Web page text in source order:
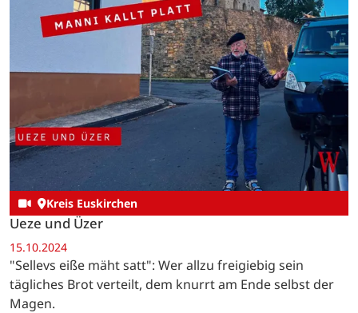
Kreis Euskirchen
Ueze und Üzer
15.10.2024
"Sellevs eiße mäht satt": Wer allzu freigiebig sein
tägliches Brot verteilt, dem knurrt am Ende selbst der
Magen.